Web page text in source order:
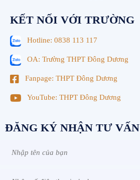
KẾT NỐI VỚI TRƯỜNG
Hotline: 0838 113 117
OA: Trường THPT Đông Dương
Fanpage: THPT Đông Dương
YouTube: THPT Đông Dương
ĐĂNG KÝ NHẬN TƯ VẤN